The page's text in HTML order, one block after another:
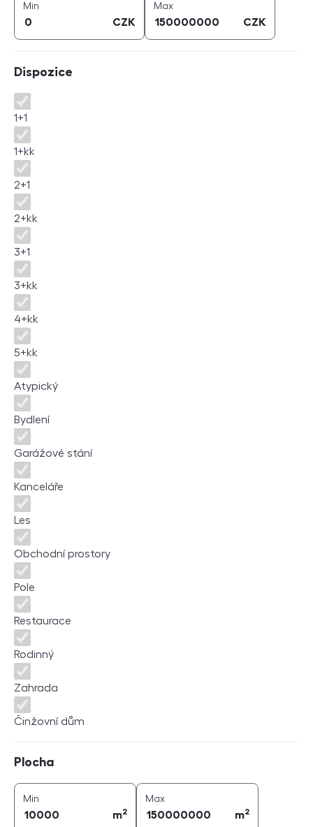
Min
CZK
Maxcena (
CZK
Dispozice
Dispozice
1+1
1+kk
2+1
2+kk
3+1
3+kk
4+kk
5+kk
Atypický
Bydlení
Garážové stání
Kanceláře
Les
Obchodní prostory
Pole
Restaurace
Rodinný
Zahrada
Činžovní dům
Plocha
Min
m2
Maxplocha (
m2